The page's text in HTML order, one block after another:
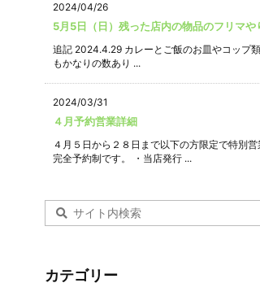
2024/04/26
5月5日（日）残った店内の物品のフリマや
追記 2024.4.29 カレーとご飯のお皿やコップ
もかなりの数あり ...
2024/03/31
４月予約営業詳細
４月５日から２８日まで以下の方限定で特別営
完全予約制です。 ・当店発行 ...
カテゴリー